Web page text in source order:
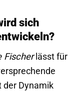
sich
Fischerlässt für
der Dynamik